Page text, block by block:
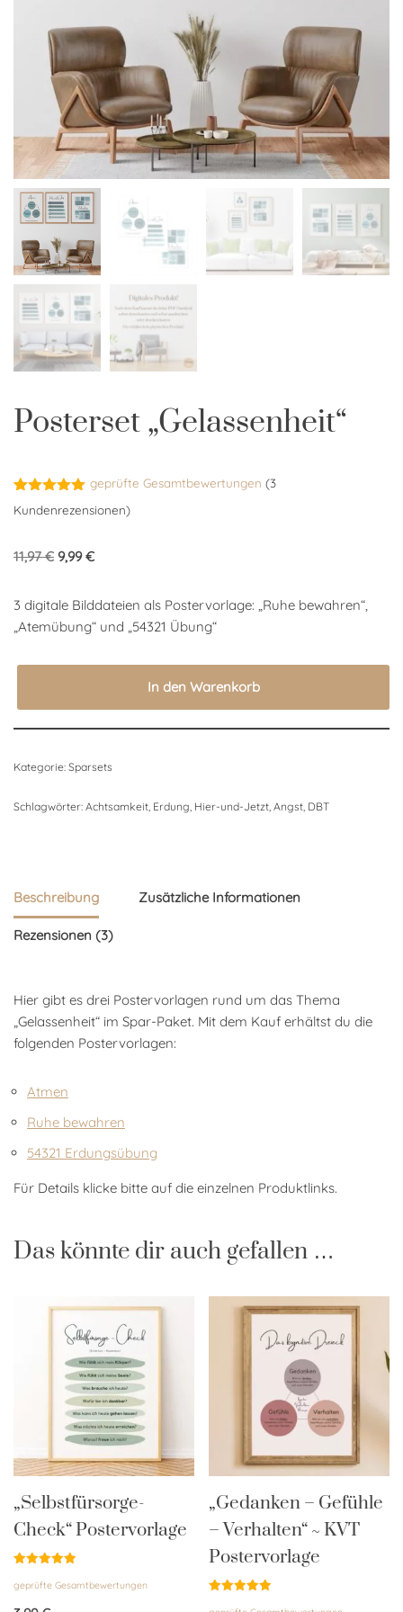
Posterset „Gelassenheit“
Bewertet
mit5.00
auf
3
geprüfte Gesamtbewertungen (3
Kundenrezensionen)
11,97€ 9,99€
3 digitale Bilddateien als Postervorlage: „Ruhe bewahren“,
„Atemübung“ und „54321 Übung“
In den Warenkorb
Kategorie: Sparsets
Schlagwörter: Achtsamkeit Erdung Hier-und-Jetzt Angst DBT
Beschreibung Zusätzliche Informationen
Rezensionen (3)
Hier gibt es drei Postervorlagen rund um das Thema
„Gelassenheit“ im Spar-Paket. Mit dem Kauf erhältst du die
folgenden Postervorlagen:
Atmen
Ruhe bewahren
54321 Erdungsübung
Für Details klicke bitte auf die einzelnen Produktlinks.
Das könnte dir auch gefallen …
„Selbstfürsorge-
Check“ Postervorlage
mit
von 5
geprüfte Gesamtbewertungen
„Gedanken – Gefühle
– Verhalten“ ~ KVT
Postervorlage